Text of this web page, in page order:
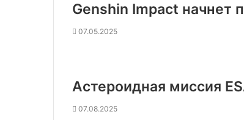
Genshin Impact начнет
07.05.2025
Астероидная миссия
07.08.2025